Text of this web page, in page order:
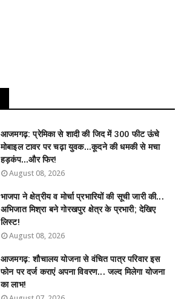
आजमगढ़: प्रेमिका से शादी की जिद में 300 फीट ऊंचे
मोबाइल टावर पर चढ़ा युवक...कूदने की धमकी से मचा
हड़कंप...और फिर!
August 08, 2026
भाजपा ने क्षेत्रीय व मोर्चा प्रभारियों की सूची जारी की...
अभिजात मिश्रा बने गोरखपुर क्षेत्र के प्रभारी; देखिए
लिस्ट!
August 08, 2026
आजमगढ़: शौचालय योजना से वंचित पात्र परिवार इस
फोन पर दर्ज कराएं अपना विवरण... जल्द मिलेगा योजना
का लाभ!